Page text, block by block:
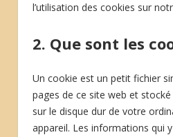
l’utilisation des cookies sur
2. Que sont les
Un cookie est un petit fichier
pages de ce site web et
sur le disque dur de votre
appareil. Les informations qui